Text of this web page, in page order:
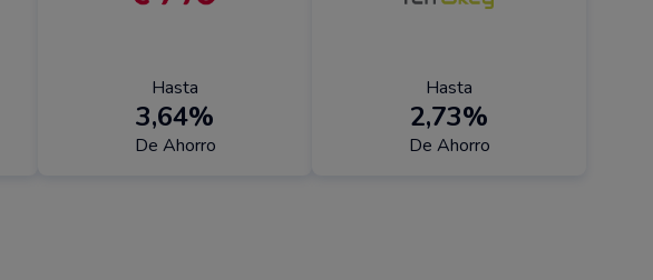
Hasta
3,64%
De Ahorro
Hasta
2,73%
De Ahorro